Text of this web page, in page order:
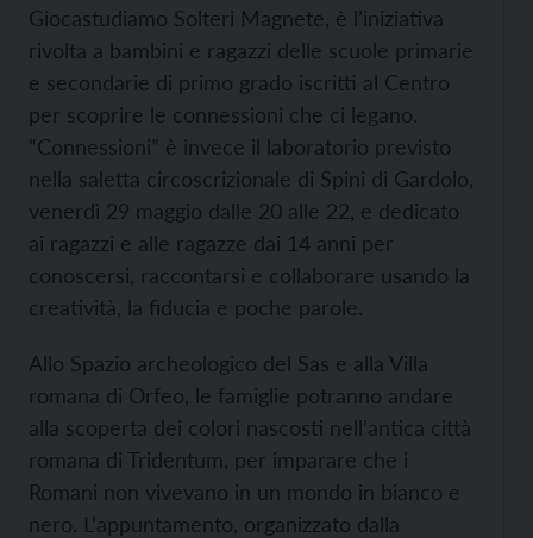
Giocastudiamo Solteri Magnete, è l’iniziativa
rivolta a bambini e ragazzi delle scuole primarie
e secondarie di primo grado iscritti al Centro
per scoprire le connessioni che ci legano.
“Connessioni” è invece il laboratorio previsto
nella saletta circoscrizionale di Spini di Gardolo,
venerdì 29 maggio dalle 20 alle 22, e dedicato
ai ragazzi e alle ragazze dai 14 anni per
conoscersi, raccontarsi e collaborare usando la
creatività, la fiducia e poche parole.
Allo Spazio archeologico del Sas e alla Villa
romana di Orfeo, le famiglie potranno andare
alla scoperta dei colori nascosti nell’antica città
romana di Tridentum, per imparare che i
Romani non vivevano in un mondo in bianco e
nero. L’appuntamento, organizzato dalla